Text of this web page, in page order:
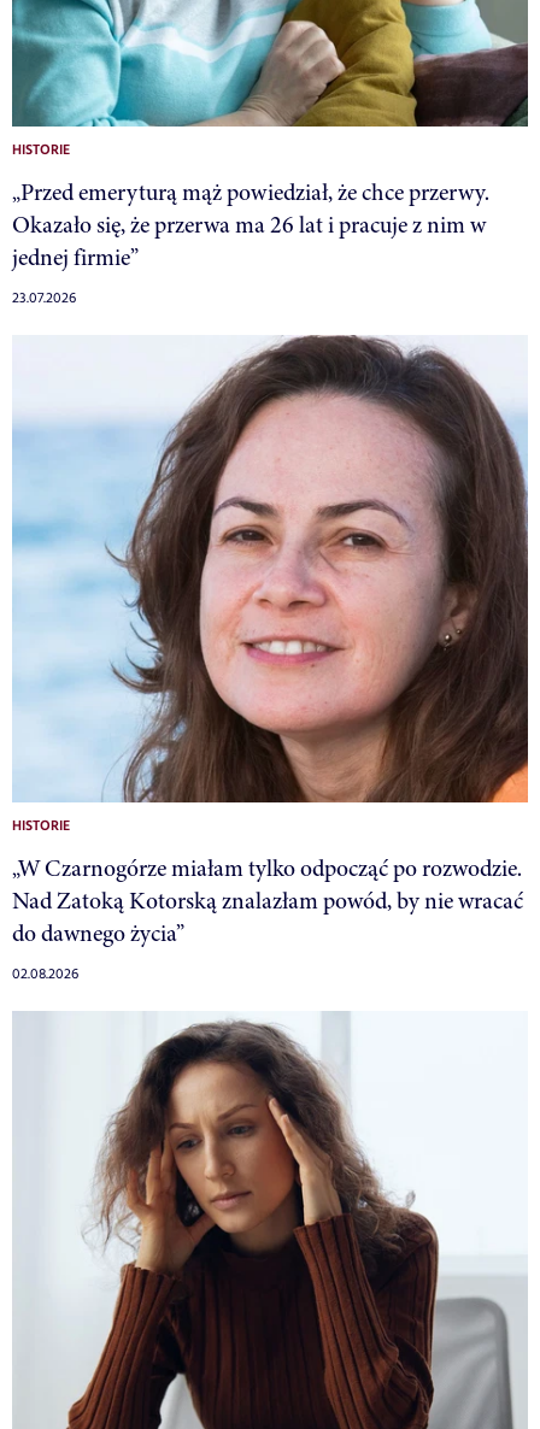
HISTORIE
„Przed emeryturą mąż powiedział, że chce przerwy.
Okazało się, że przerwa ma 26 lat i pracuje z nim w
jednej firmie”
23.07.2026
HISTORIE
„W Czarnogórze miałam tylko odpocząć po rozwodzie.
Nad Zatoką Kotorską znalazłam powód, by nie wracać
do dawnego życia”
02.08.2026